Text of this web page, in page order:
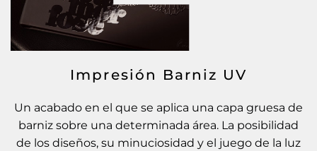
Impresión Barniz UV
Un acabado en el que se aplica una capa gruesa de
barniz sobre una determinada área. La posibilidad
de los diseños, su minuciosidad y el juego de la luz